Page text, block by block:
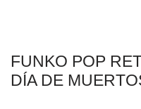
FUNKO POP
DÍA DE